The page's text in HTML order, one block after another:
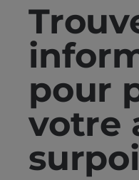
pour
votre